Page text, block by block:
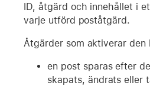
ID, åtgärd och innehållet i
varje utförd poståtgärd.
Åtgärder som aktiverar
en post sparas efter
skapats, ändrats eller